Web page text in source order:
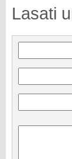
Lasati